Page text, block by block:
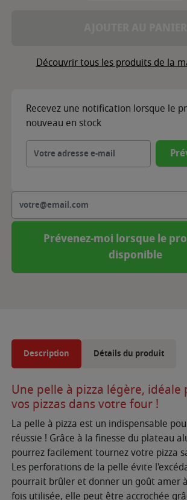
Découvrir tous les produits de la
Recevez une notification lorsque le
nouveau en stock
Prévenez-moi lorsque le
disponible
Description Détails du produit
Une pelle à pizza légère,
vos pizzas dans votre four !
La pelle à pizza est un indispensable
réussie ! Grâce à la finesse du plateau
pourrez facilement tournez votre pizza
Les perforations de la pelle évite
pourrait brûler et donner un goût amer
fois utilisée, elle peut être accrochée